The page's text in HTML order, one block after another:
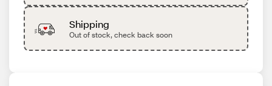
Shipping
Out of stock, check back soon